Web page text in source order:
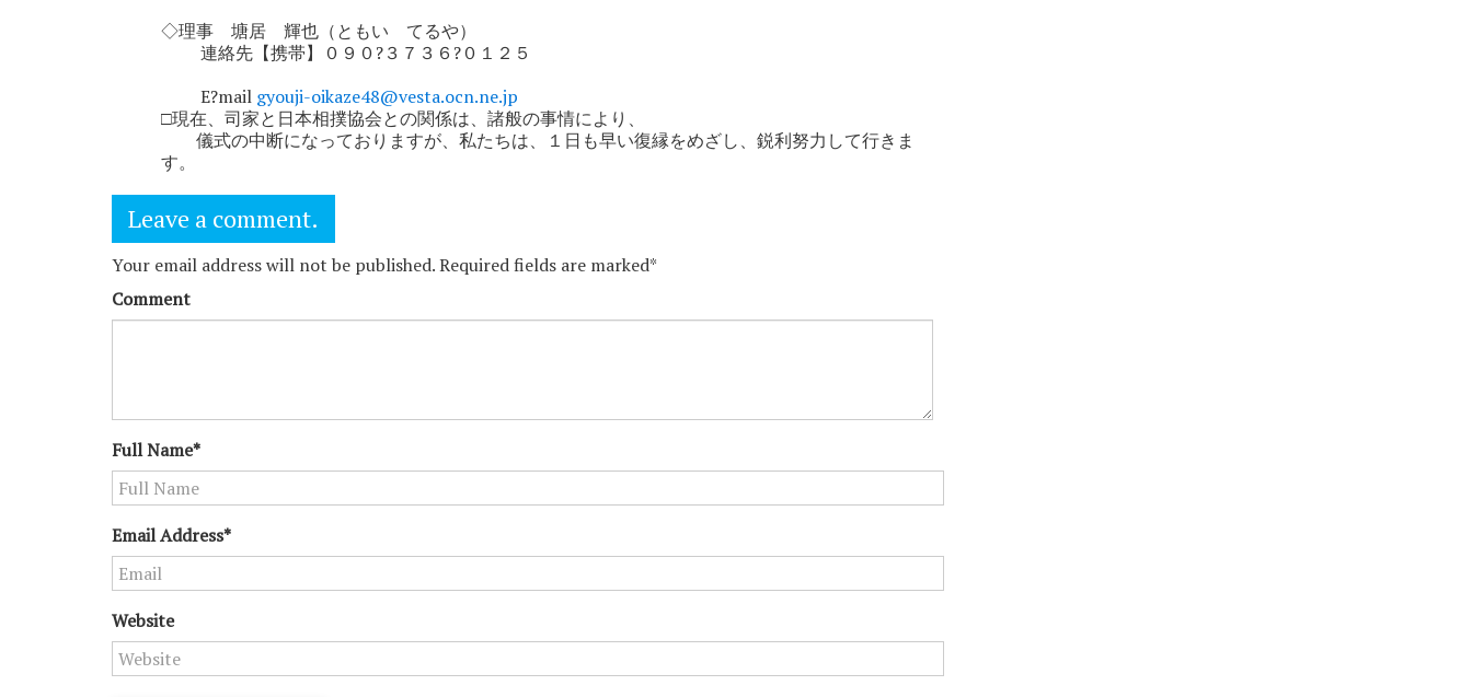
◇理事 塘居 輝也（ともい てるや）
連絡先【携帯】０９０?３７３６?０１２５
E?mail gyouji-oikaze48@vesta.ocn.ne.jp
□現在、司家と日本相撲協会との関係は、諸般の事情により、
儀式の中断になっておりますが、私たちは、１日も早い復縁をめざし、鋭利努力して行きま
す。
Leave a comment.
Your email address will not be published. Required fields are marked*
Comment
Full Name*
Email Address*
Website